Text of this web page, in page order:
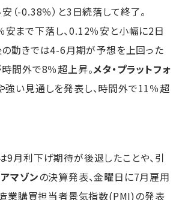
（-0.38％）と3日続落して終了。
まで下落し、0.12％安と小幅に2日
の動きでは4-6月期が予想を上回った
間外で8％超上昇。メタ・プラットフォ
強い見通しを発表し、時間外で11％超
月利下げ期待が後退したことや、引
アマゾンの決算発表、金曜日に7月雇用
業購買担当者景気指数(PMI)の発表